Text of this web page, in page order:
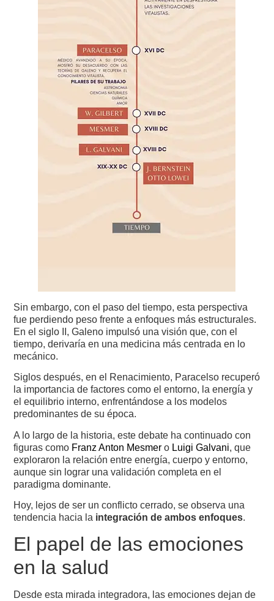
Sin embargo, con el paso del tiempo, esta perspectiva
fue perdiendo peso frente a enfoques más estructurales.
En el siglo II, Galeno impulsó una visión que, con el
tiempo, derivaría en una medicina más centrada en lo
mecánico.
Siglos después, en el Renacimiento, Paracelso recuperó
la importancia de factores como el entorno, la energía y
el equilibrio interno, enfrentándose a los modelos
predominantes de su época.
A lo largo de la historia, este debate ha continuado con
figuras como Franz Anton Mesmer o Luigi Galvani, que
exploraron la relación entre energía, cuerpo y entorno,
aunque sin lograr una validación completa en el
paradigma dominante.
Hoy, lejos de ser un conflicto cerrado, se observa una
tendencia hacia la integración de ambos enfoques.
El papel de las emociones
en la salud
Desde esta mirada integradora, las emociones dejan de